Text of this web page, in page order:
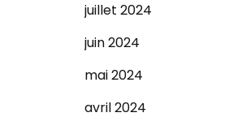
juillet 2024
juin 2024
mai 2024
avril 2024